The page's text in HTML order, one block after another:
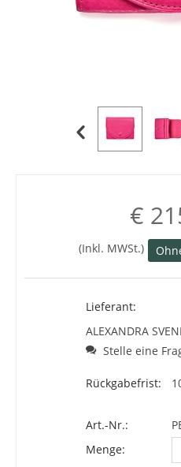
€
(Inkl. MWSt.)
Lieferant:
ALEXANDRA
Stelle eine
Rückgabefrist:
Art.-Nr.:
Menge: